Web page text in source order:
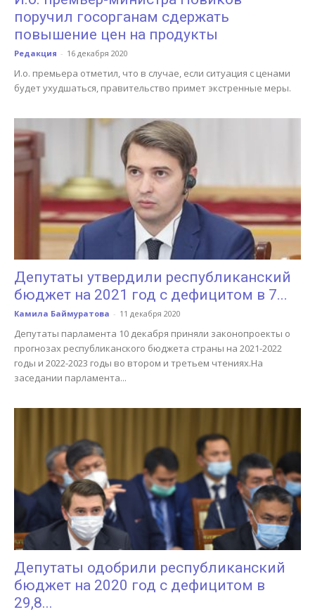
поручил госорганам сдержать
повышение цен на продукты
Редакция - 16 декабря 2020
И.о. премьера отметил, что в случае, если ситуация с ценами
будет ухудшаться, правительство примет экстренные меры.
Депутаты утвердили республиканский
бюджет на 2021 год с дефицитом в 7...
Камила Баймуратова - 11 декабря 2020
Депутаты парламента 10 декабря приняли законопроекты о
прогнозах республиканского бюджета страны на 2021-2022
годы и 2022-2023 годы во втором и третьем чтениях.На
заседании парламента...
Депутаты одобрили республиканский
бюджет на 2020 год с дефицитом в
29,8...